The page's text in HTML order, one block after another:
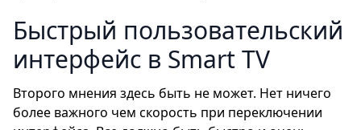
Быстрый пользовательский
интерфейс в Smart TV
Второго мнения здесь быть не может. Нет ничего
более важного чем скорость при переключении